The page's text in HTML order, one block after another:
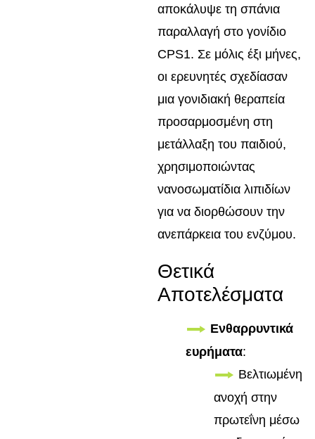
αποκάλυψε τη σπάνια
παραλλαγή στο γονίδιο
CPS1. Σε μόλις έξι μήνες,
οι ερευνητές σχεδίασαν
μια γονιδιακή θεραπεία
προσαρμοσμένη στη
μετάλλαξη του παιδιού,
χρησιμοποιώντας
νανοσωματίδια λιπιδίων
για να διορθώσουν την
ανεπάρκεια του ενζύμου.
Θετικά
Αποτελέσματα
Ενθαρρυντικά
ευρήματα:
Βελτιωμένη
ανοχή στην
πρωτεΐνη μέσω